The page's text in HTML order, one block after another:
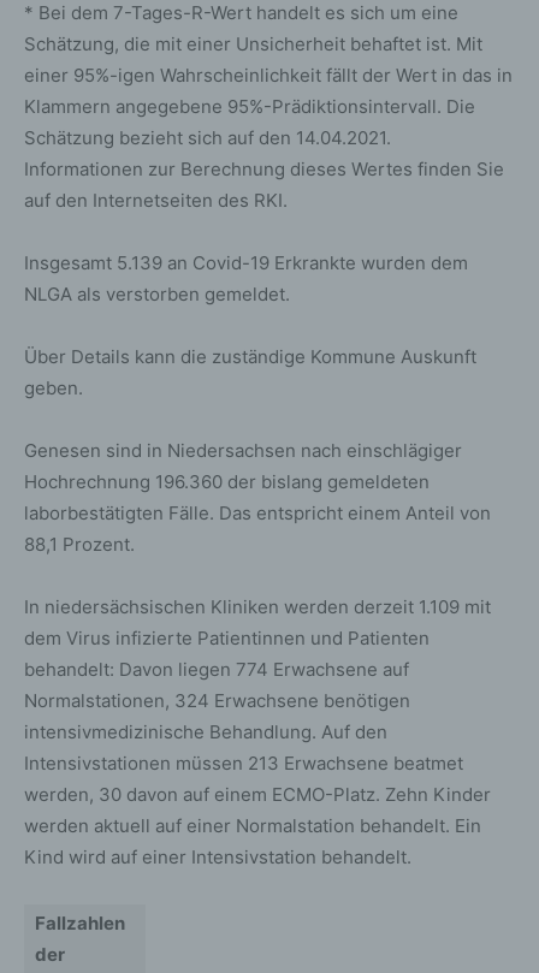
* Bei dem 7-Tages-R-Wert handelt es sich um eine
Schätzung, die mit einer Unsicherheit behaftet ist. Mit
einer 95%-igen Wahrscheinlichkeit fällt der Wert in das in
Klammern angegebene 95%-Prädiktionsintervall. Die
Schätzung bezieht sich auf den 14.04.2021.
Informationen zur Berechnung dieses Wertes finden Sie
auf den Internetseiten des RKI.
Insgesamt 5.139 an Covid-19 Erkrankte wurden dem
NLGA als verstorben gemeldet.
Über Details kann die zuständige Kommune Auskunft
geben.
Genesen sind in Niedersachsen nach einschlägiger
Hochrechnung 196.360 der bislang gemeldeten
laborbestätigten Fälle. Das entspricht einem Anteil von
88,1 Prozent.
In niedersächsischen Kliniken werden derzeit 1.109 mit
dem Virus infizierte Patientinnen und Patienten
behandelt: Davon liegen 774 Erwachsene auf
Normalstationen, 324 Erwachsene benötigen
intensivmedizinische Behandlung. Auf den
Intensivstationen müssen 213 Erwachsene beatmet
werden, 30 davon auf einem ECMO-Platz. Zehn Kinder
werden aktuell auf einer Normalstation behandelt. Ein
Kind wird auf einer Intensivstation behandelt.
Fallzahlen
der